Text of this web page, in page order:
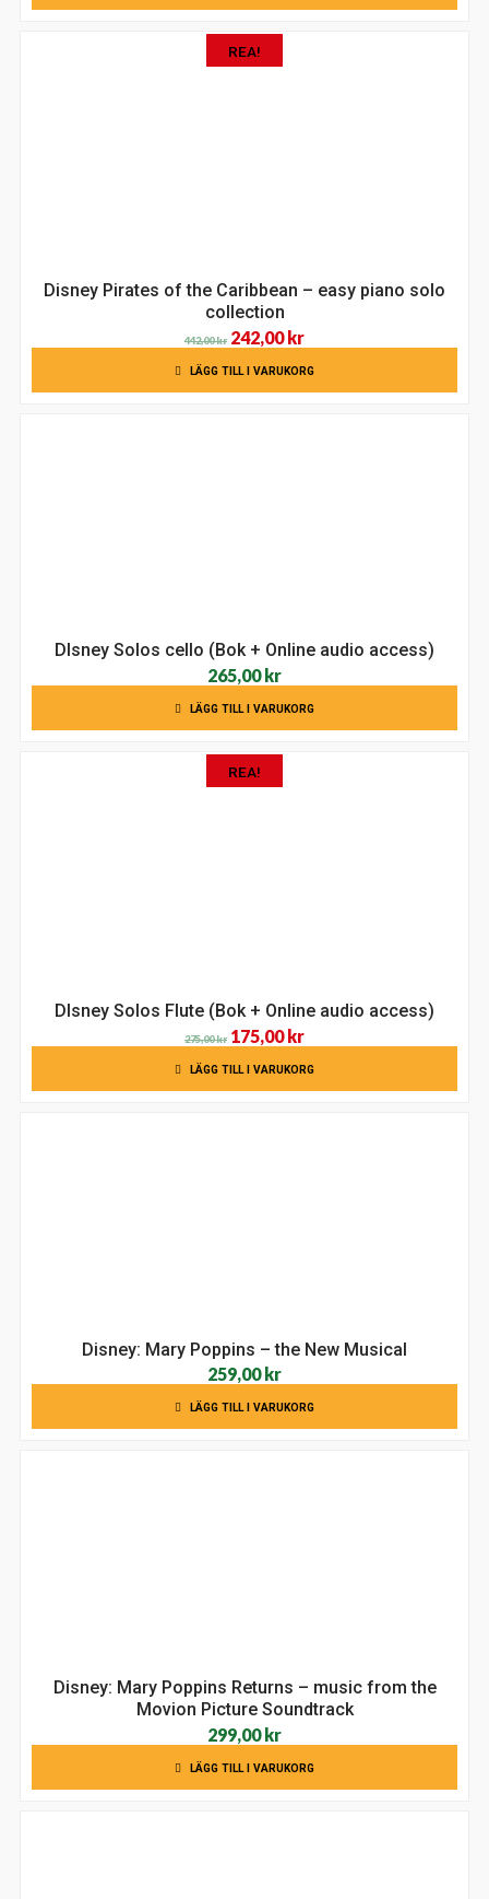
REA!
Disney Pirates of the Caribbean – easy piano solo
collection
442,00kr Det
ursprungliga
priset
242,00krDet
nuvarande
priset
LÄGG TILL I VARUKORG
DIsney Solos cello (Bok + Online audio access)
265,00kr
LÄGG TILL I VARUKORG
REA!
DIsney Solos Flute (Bok + Online audio access)
275,00kr Det
ursprungliga
priset
175,00 krDet
nuvarande
priset
LÄGG TILL I VARUKORG
Disney: Mary Poppins – the New Musical
259,00 kr
LÄGG TILL I VARUKORG
Disney: Mary Poppins Returns – music from the
Movion Picture Soundtrack
299,00kr
LÄGG TILL I VARUKORG